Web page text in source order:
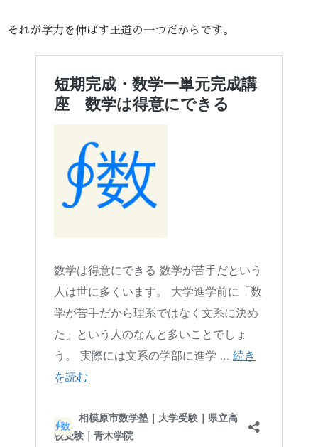
それが学力を伸ばす王道の一つだからです。